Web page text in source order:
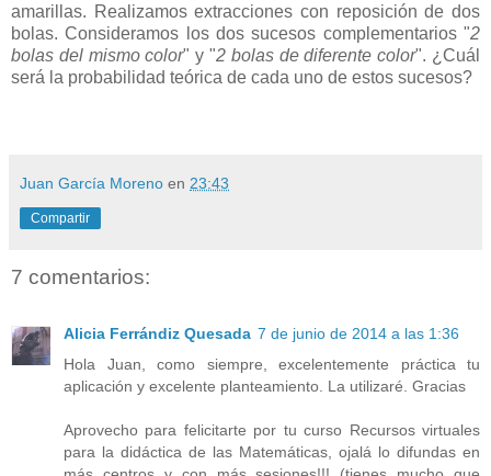
amarillas. Realizamos extracciones con reposición de dos
bolas. Consideramos los dos sucesos complementarios "2
bolas del mismo color" y"2 bolas de diferente color". ¿Cuál
será la probabilidad teórica de cada uno de estos sucesos?
Juan García Moreno en 23:43
Compartir
7 comentarios:
Alicia Ferrándiz Quesada 7 de junio de 2014 a las 1:36
Hola Juan, como siempre, excelentemente práctica tu
aplicación y excelente planteamiento. La utilizaré. Gracias
Aprovecho para felicitarte por tu curso Recursos virtuales
para la didáctica de las Matemáticas, ojalá lo difundas en